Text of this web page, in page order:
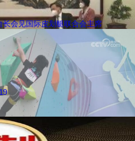
会见国际皮划艇联合会主席